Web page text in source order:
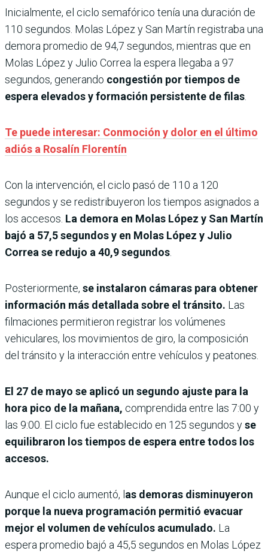
Inicialmente, el ciclo semafórico tenía una duración de
110 segundos. Molas López y San Martín registraba una
demora promedio de 94,7 segundos, mientras que en
Molas López y Julio Correa la espera llegaba a 97
segundos, generando congestión por tiempos de
espera elevados y formación persistente de filas
Te puede interesar: Conmoción y dolor en el último
adiós a Rosalín Florentín
Con la intervención, el ciclo pasó de 110 a 120
segundos y se redistribuyeron los tiempos asignados a
los accesos. La demora en Molas López y San Martín
bajó a 57,5 segundos y en Molas López y Julio
Correa se redujo a 40,9 segundos
Posteriormente, se instalaron cámaras para obtener
información más detallada sobre el tránsito. Las
filmaciones permitieron registrar los volúmenes
vehiculares, los movimientos de giro, la composición
del tránsito y la interacción entre vehículos y peatones.
El 27 de mayo se aplicó un segundo ajuste para la
hora pico de la mañana, comprendida entre las 7:00 y
las 9:00. El ciclo fue establecido en 125 segundos yse
equilibraron los tiempos de espera entre todos los
accesos.
Aunque el ciclo aumentó, las demoras disminuyeron
porque la nueva programación permitió evacuar
mejor el volumen de vehículos acumulado. La
espera promedio bajó a 45,5 segundos en Molas López